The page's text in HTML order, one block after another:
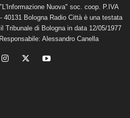
Nuova" soc. coop. P.IVA
40131 Bologna Radio Città è una testata
Tribunale di Bologna in data 12/05/1977
Alessandro Canella